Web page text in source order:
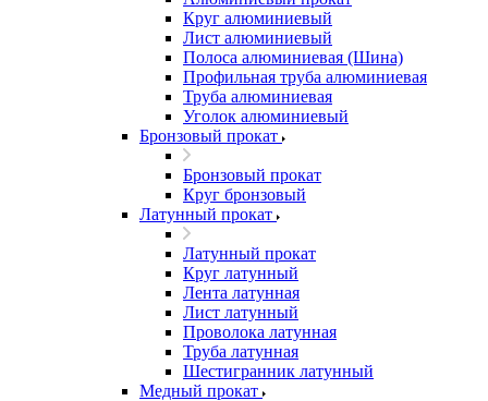
Круг алюминиевый
Лист алюминиевый
Полоса алюминиевая (Шина)
Профильная труба алюминиевая
Труба алюминиевая
Уголок алюминиевый
Бронзовый прокат
Бронзовый прокат
Круг бронзовый
Латунный прокат
Латунный прокат
Круг латунный
Лента латунная
Лист латунный
Проволока латунная
Труба латунная
Шестигранник латунный
Медный прокат